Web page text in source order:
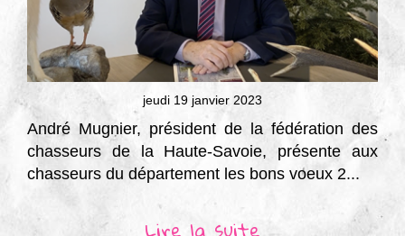
jeudi 19 janvier 2023
André Mugnier, président de la fédération des
chasseurs de la Haute-Savoie, présente aux
chasseurs du département les bons voeux 2...